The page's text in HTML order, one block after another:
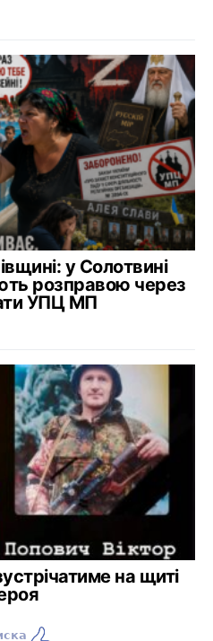
у Солотвині
розправою через
УПЦ МП
на щиті